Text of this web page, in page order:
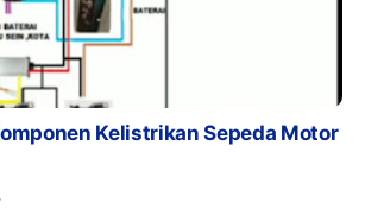
Kelistrikan Sepeda Motor